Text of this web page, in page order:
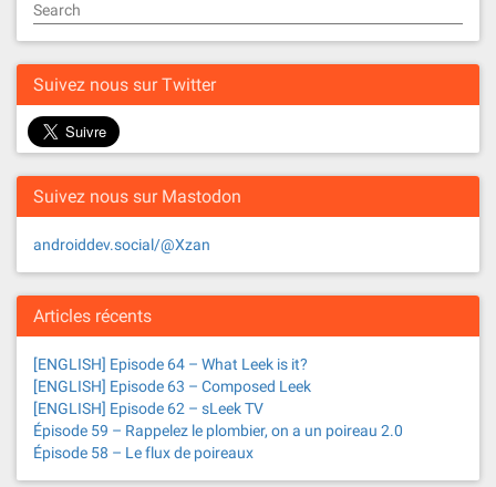
s
n
a
v
i
g
a
t
o
n
Search
Suivez nous sur Twitter
Suivez nous sur Mastodon
androiddev.social/@Xzan
Articles récents
[ENGLISH] Episode 64 – What Leek is it?
[ENGLISH] Episode 63 – Composed Leek
[ENGLISH] Episode 62 – sLeek TV
Épisode 59 – Rappelez le plombier, on a un poireau 2.0
Épisode 58 – Le flux de poireaux